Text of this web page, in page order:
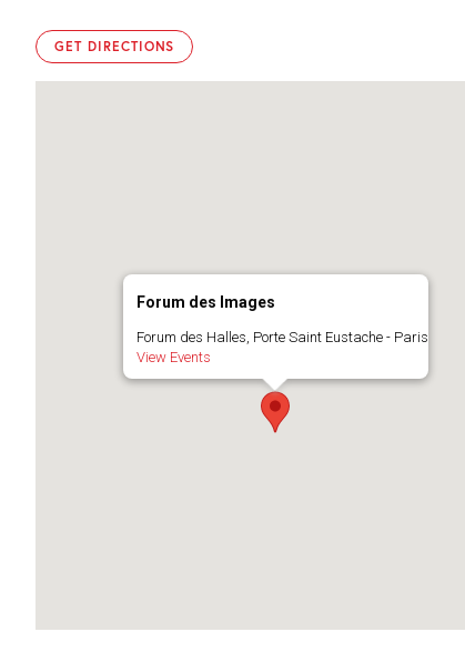
GET DIRECTIONS
Forum des Images
Forum des Halles, Porte Saint Eustache - Paris
View Events